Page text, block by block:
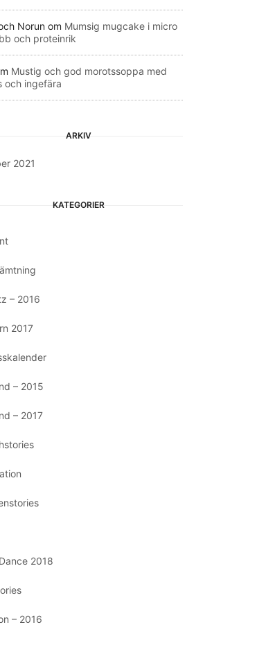
Norun om Mumsig mugcake i micro
och proteinrik
Mustig och god morotssoppa med
och ingefära
ARKIV
2021
KATEGORIER
– 2016
2017
– 2015
– 2017
2018
– 2016